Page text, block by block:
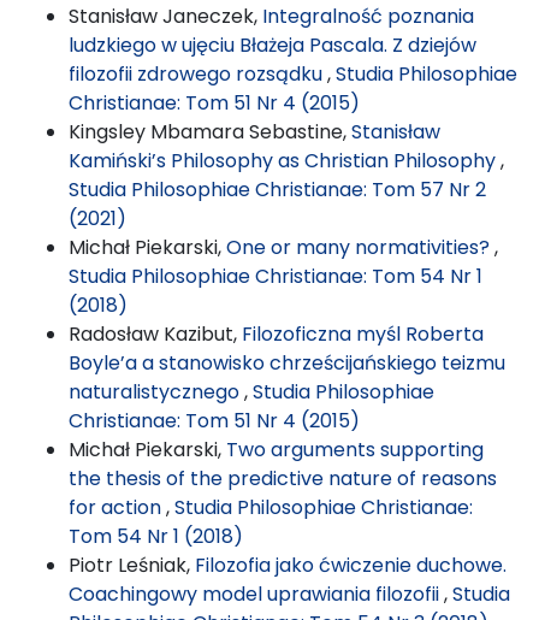
Stanisław Janeczek, Integralność poznania
ludzkiego w ujęciu Błażeja Pascala. Z dziejów
filozofii zdrowego rozsądku,Studia Philosophiae
Christianae: Tom 51 Nr 4 (2015)
Kingsley Mbamara Sebastine,Stanisław
Kamiński’s Philosophy as Christian Philosophy,
Studia Philosophiae Christianae: Tom 57 Nr 2
(2021)
Michał Piekarski,One or many normativities?,
Studia Philosophiae Christianae: Tom 54 Nr 1
(2018)
Radosław Kazibut, Filozoficzna myśl Roberta
Boyle’a a stanowisko chrześcijańskiego teizmu
naturalistycznego,Studia Philosophiae
Christianae: Tom 51 Nr 4 (2015)
Michał Piekarski, Two arguments supporting
the thesis of the predictive nature of reasons
for action,Studia Philosophiae Christianae:
Tom 54 Nr 1 (2018)
Piotr Leśniak, Filozofia jako ćwiczenie duchowe.
Coachingowy model uprawiania filozofii,Studia